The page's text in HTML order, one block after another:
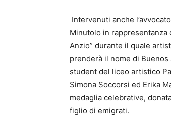
Intervenuti anche
Minutolo in rappresentanza
Anzio” durante il quale
prenderà il nome di
student del liceo artistico
Simona Soccorsi ed Erika
medaglia celebrative,
figlio di emigrati.